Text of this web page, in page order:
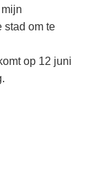
stad om te
op 12 juni